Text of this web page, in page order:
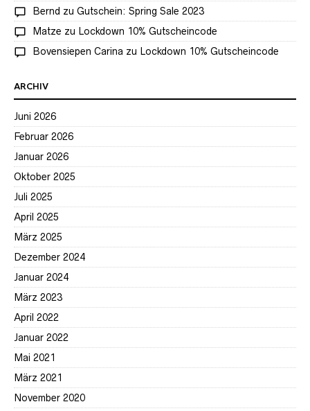
Bernd zu Gutschein: Spring Sale 2023
Matze zu Lockdown 10% Gutscheincode
Bovensiepen Carina zu Lockdown 10% Gutscheincode
ARCHIV
Juni 2026
Februar 2026
Januar 2026
Oktober 2025
Juli 2025
April 2025
März 2025
Dezember 2024
Januar 2024
März 2023
April 2022
Januar 2022
Mai 2021
März 2021
November 2020